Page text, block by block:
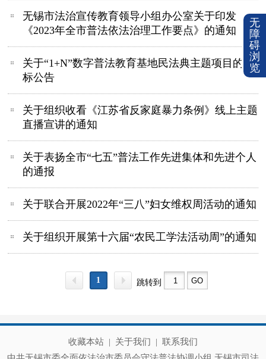
无锡市法治宣传教育领导小组办公室关于印发
《2023年全市普法依法治理工作要点》的通知
关于“1+N”数字普法教育基地民法典主题项目的招
标公告
关于组织收看《江苏省反家庭暴力条例》线上主题
直播宣讲的通知
关于表扬全市“七五”普法工作先进集体和先进个人
的通报
关于联合开展2022年“三八”妇女维权周活动的通知
关于组织开展第十六届“农民工学法活动周”的通知
1 跳转到
收藏本站 | 关于我们 | 联系我们
无
障
碍
浏
览